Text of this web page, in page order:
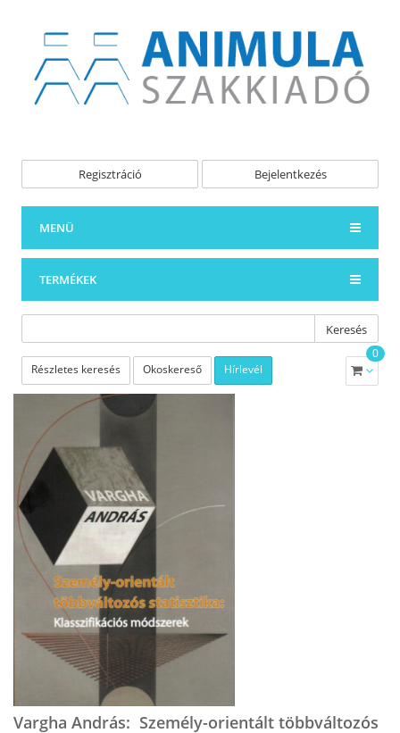
Regisztráció Bejelentkezés
MENÜ
TERMÉKEK
Keresés
Részletes keresés Okoskereső Hírlevél
0
Vargha András: ​Személy-orientált többváltozós